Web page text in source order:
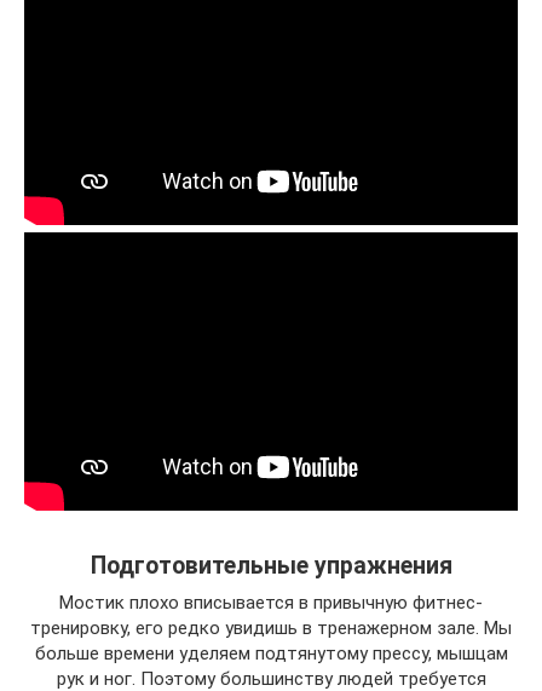
Подготовительные упражнения
Мостик плохо вписывается в привычную фитнес-
тренировку, его редко увидишь в тренажерном зале. Мы
больше времени уделяем подтянутому прессу, мышцам
рук и ног. Поэтому большинству людей требуется